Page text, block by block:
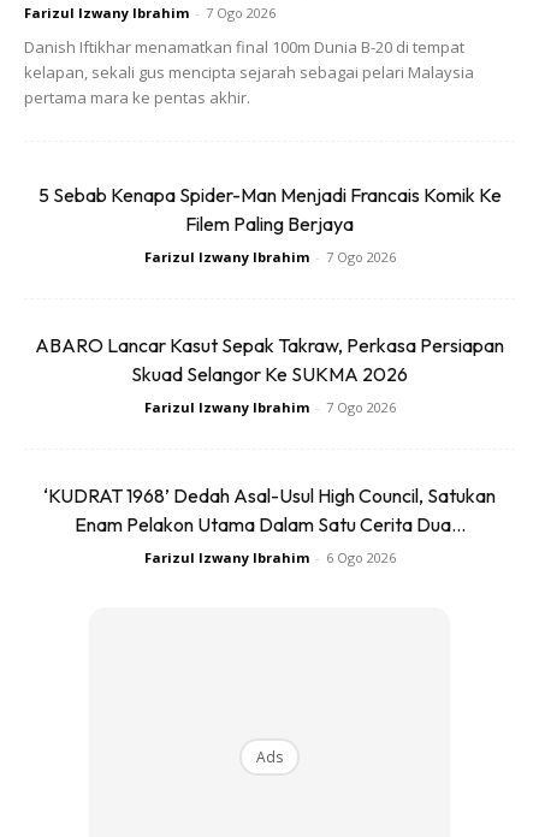
Ads
Farizul Izwany Ibrahim - 7 Ogo 2026
Danish Iftikhar menamatkan final 100m Dunia B-20 di tempat
kelapan, sekali gus mencipta sejarah sebagai pelari Malaysia
pertama mara ke pentas akhir.
5 Sebab Kenapa Spider-Man Menjadi Francais Komik Ke
Filem Paling Berjaya
Farizul Izwany Ibrahim - 7 Ogo 2026
ABARO Lancar Kasut Sepak Takraw, Perkasa Persiapan
Skuad Selangor Ke SUKMA 2026
Farizul Izwany Ibrahim - 7 Ogo 2026
‘KUDRAT 1968’ Dedah Asal-Usul High Council, Satukan
Enam Pelakon Utama Dalam Satu Cerita Dua...
Farizul Izwany Ibrahim - 6 Ogo 2026
Ads